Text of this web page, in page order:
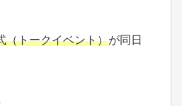
（トークイベント）が同日